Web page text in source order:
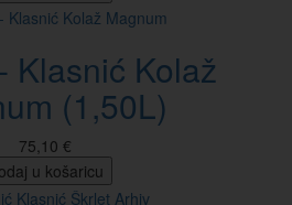
Klasnić Kolaž
(1,50L)
75,10 €
u košaricu